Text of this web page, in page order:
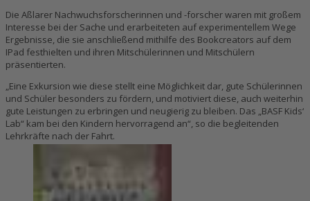
Die Aßlarer Nachwuchsforscherinnen und -forscher waren mit großem
Interesse bei der Sache und erarbeiteten auf experimentellem Wege
Ergebnisse, die sie anschließend mithilfe des Bookcreators auf dem
IPad festhielten und ihren Mitschülerinnen und Mitschülern
präsentierten.
„Eine Exkursion wie diese stellt eine Möglichkeit dar, gute Schülerinnen
und Schüler besonders zu fördern, und motiviert diese, auch weiterhin
gute Leistungen zu erbringen und neugierig zu bleiben. Das „BASF Kids‘
Lab“ kam bei den Kindern hervorragend an“, so die begleitenden
Lehrkräfte nach der Fahrt.